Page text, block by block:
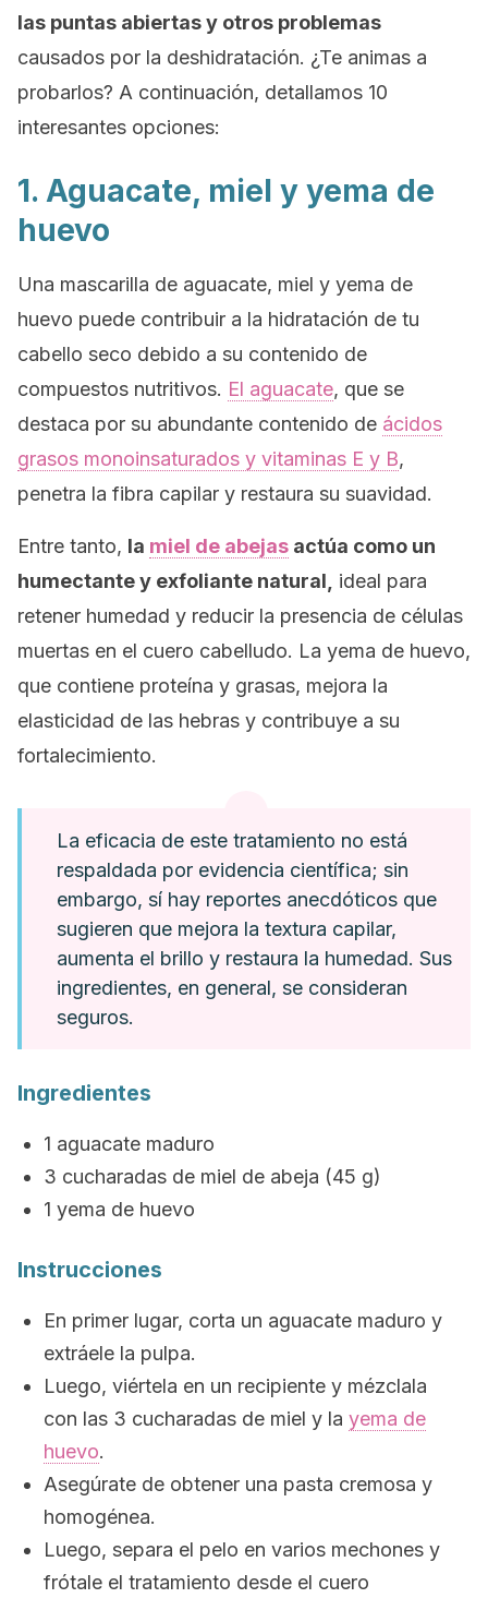
las puntas abiertas y otros problemas
causados por la deshidratación. ¿Te animas a
probarlos? A continuación, detallamos 10
interesantes opciones:
1. Aguacate, miel y yema de
huevo
Una mascarilla de aguacate, miel y yema de
huevo puede contribuir a la hidratación de tu
cabello seco debido a su contenido de
compuestos nutritivos. El aguacate, que se
destaca por su abundante contenido de ácidos
grasos monoinsaturados y vitaminas E y B,
penetra la fibra capilar y restaura su suavidad.
Entre tanto, la miel de abejas actúa como un
humectante y exfoliante natural,
ideal para
retener humedad y reducir la presencia de células
muertas en el cuero cabelludo. La yema de huevo,
que contiene proteína y grasas, mejora la
elasticidad de las hebras y contribuye a su
fortalecimiento.
La eficacia de este tratamiento no está
respaldada por evidencia científica; sin
embargo, sí hay reportes anecdóticos que
sugieren que mejora la textura capilar,
aumenta el brillo y restaura la humedad. Sus
ingredientes, en general, se consideran
seguros.
Ingredientes
1 aguacate maduro
3 cucharadas de miel de abeja (45 g)
1 yema de huevo
Instrucciones
En primer lugar, corta un aguacate maduro y
extráele la pulpa.
Luego, viértela en un recipiente y mézclala
con las 3 cucharadas de miel y la yema de
huevo.
Asegúrate de obtener una pasta cremosa y
homogénea.
Luego, separa el pelo en varios mechones y
frótale el tratamiento desde el cuero